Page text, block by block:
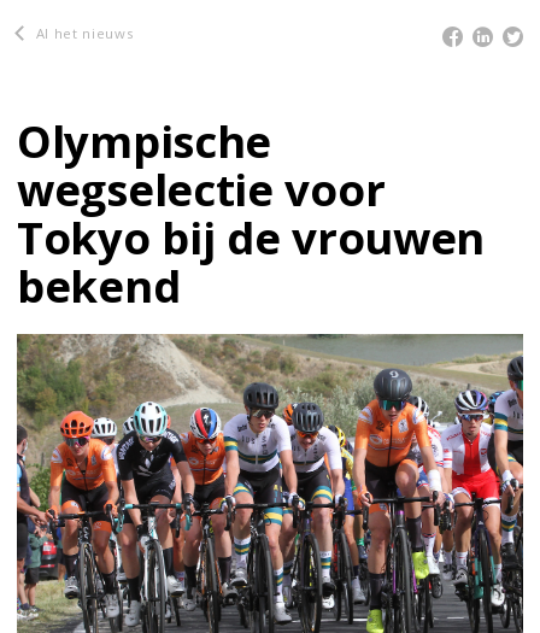
Al het nieuws
Olympische
wegselectie voor
Tokyo bij de vrouwen
bekend